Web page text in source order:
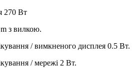
270 Вт
з вилкою.
/ вимкненого дисплея 0.5 Вт.
/ мережі 2 Вт.